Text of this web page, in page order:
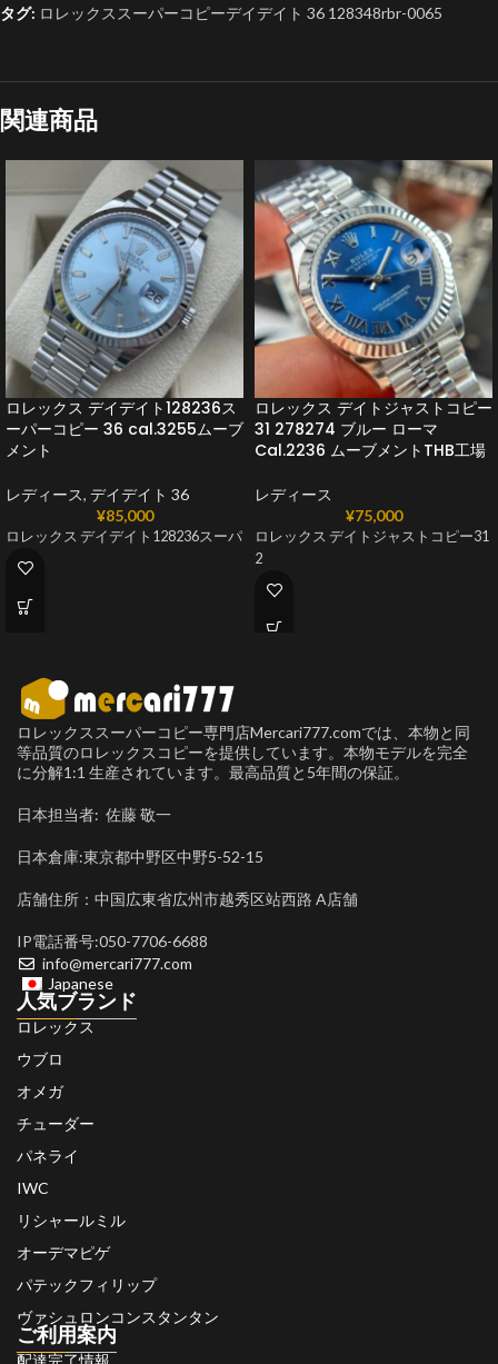
タグ: ロレックススーパーコピーデイデイト 36 128348rbr-0065
関連商品
ロレックス デイデイト128236ス
ーパーコピー 36 cal.3255ムーブ
メント
レディース, デイデイト 36
¥85,000
ロレックス デイデイト128236スーパ
ロレックス デイトジャストコピー
31 278274 ブルー ローマ
Cal.2236 ムーブメントTHB工場
レディース
¥75,000
ロレックス デイトジャストコピー31
2
ロレックススーパーコピー専門店Mercari777.comでは、本物と同
等品質のロレックスコピーを提供しています。本物モデルを完全
に分解1:1 生産されています。最高品質と5年間の保証。
日本担当者: 佐藤 敬一
日本倉庫:東京都中野区中野5-52-15
店舗住所：中国広東省広州市越秀区站西路 A店舗
IP電話番号:050-7706-6688
info@mercari777.com
Japanese
人気ブランド
ロレックス
ウブロ
オメガ
チューダー
パネライ
IWC
リシャールミル
オーデマピゲ
パテックフィリップ
ヴァシュロンコンスタンタン
ご利用案内
配達完了情報